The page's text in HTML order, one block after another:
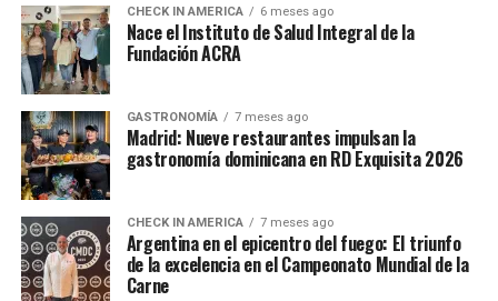
CHECK IN AMERICA 6 meses ago
Nace el Instituto de Salud Integral de la
Fundación ACRA
GASTRONOMÍA 7 meses ago
Madrid: Nueve restaurantes impulsan la
gastronomía dominicana en RD Exquisita 2026
CHECK IN AMERICA 7 meses ago
Argentina en el epicentro del fuego: El triunfo
de la excelencia en el Campeonato Mundial de la
Carne